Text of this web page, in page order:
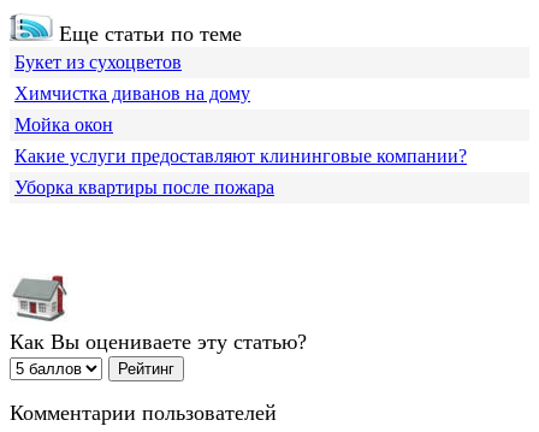
Еще статьи по теме
Букет из сухоцветов
Химчистка диванов на дому
Мойка окон
Какие услуги предоставляют клининговые компании?
Уборка квартиры после пожара
Как Вы оцениваете эту статью?
Комментарии пользователей